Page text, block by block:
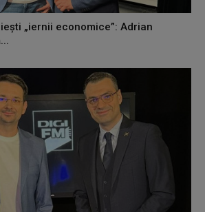
„iernii economice”: Adrian